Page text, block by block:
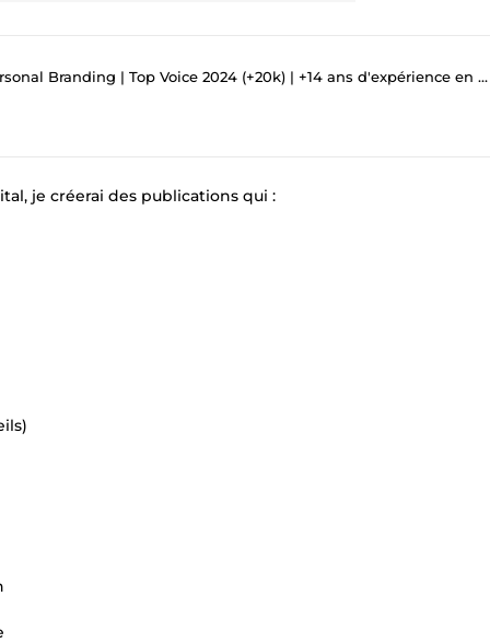
Branding | Top Voice 2024 (+20k) | +14 ans d'expérience en copywriting
je créerai des publications qui :